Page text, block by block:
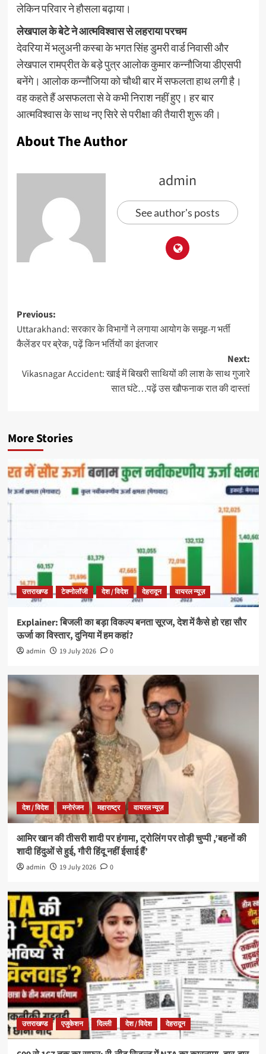
लेकिन परिवार ने हौसला बढ़ाया।
लेखपाल के बेटे ने आत्मविश्वास से लहराया परचम
देवरिया में भलुअनी कस्बा के भगत सिंह डुमरी वार्ड निवासी और
लेखपाल रामप्रीत के बड़े पुत्र आलोक कुमार कन्नौजिया डीएसपी
बनेंगे। आलोक कन्नौजिया को चौथी बार में सफलता हाथ लगी है।
वह कहते हैं असफलता से वे कभी निराश नहीं हुए। हर बार
आत्मविश्वास के साथ नए सिरे से परीक्षा की तैयारी शुरू की।
About The Author
admin
See author's posts
Previous:
Uttarakhand: सरकार के विभागों ने लगाया आयोग के समूह-ग भर्ती
कैलेंडर पर ब्रेक, पढ़ें किन भर्तियों का इंतजार
Next:
Vikasnagar Accident: खाई में बिखरी साथियों की लाश के साथ गुजारे
सात घंटे…पढ़ें उस खौफनाक रात की दास्तां
More Stories
उत्तराखण्ड टेक्नोलॉजी देश / विदेश देहरादून वायरल न्यूज़
Explainer: बिजली का बड़ा विकल्प बनता सूरज, देश में कैसे हो रहा सौर
ऊर्जा का विस्तार, दुनिया में हम कहां?
admin 19 July 2026 0
देश / विदेश मनोरंजन महाराष्ट्र वायरल न्यूज़
आमिर खान की तीसरी शादी पर हंगामा, ट्रोलिंग पर तोड़ी चुप्पी ,’बहनों की
शादी हिंदुओं से हुई, गौरी हिंदू नहीं ईसाई हैं’
admin 19 July 2026 0
उत्तराखण्ड एजुकेशन दिल्ली देश / विदेश देहरादून